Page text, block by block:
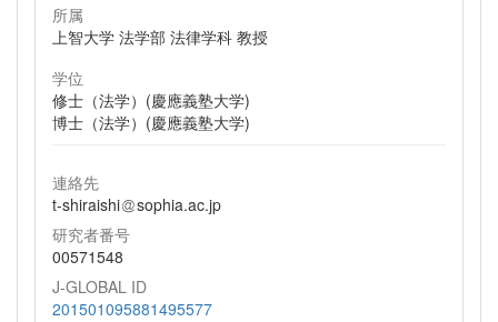
所属
上智大学 法学部 法律学科 教授
学位
修士（法学）(慶應義塾大学)
博士（法学）(慶應義塾大学)
連絡先
t-shiraishi
sophia.ac.jp
研究者番号
00571548
J-GLOBAL ID
201501095881495577